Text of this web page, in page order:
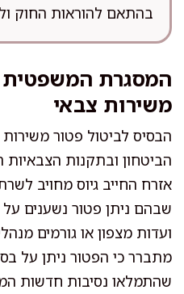
בהתאם להוראות החוק
המסגרת המשפטית
משירות צבאי
הבסיס לביטול פטור
הביטחון ובתקנות הצבאיות
אזרח החייב גיוס מחויב
שבהם ניתן פטור נשענים
ועדות מצפון או גורמים
מתברר כי הפטור ניתן על
שהתמלאו נסיבות חדשות